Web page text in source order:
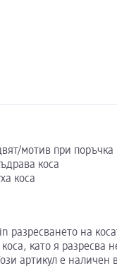
мотив при поръчка
коса
коса
разресването на
коса, като я
артикул е